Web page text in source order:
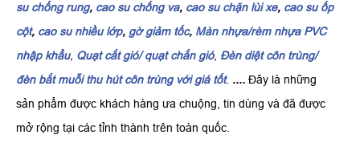
su chống rung, cao su chống va, cao su chặn lùi xe, cao su ốp
cột, cao su nhiều lớp, gờ giảm tốc, Màn nhựa/rèm nhựa PVC
nhập khẩu, Quạt cắt gió/ quạt chắn gió, Đèn diệt côn trùng/
đèn bắt muỗi thu hút côn trùng với giá tốt. .... Đây là những
sản phẩm được khách hàng ưa chuộng, tin dùng và đã được
mở rộng tại các tỉnh thành trên toàn quốc.